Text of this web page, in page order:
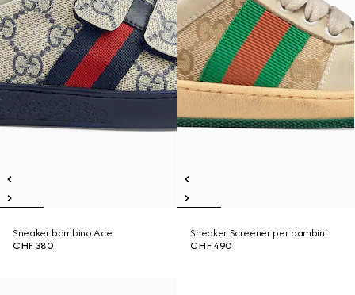
Sneaker bambino Ace
CHF 380
Sneaker Screener per bambini
CHF 490